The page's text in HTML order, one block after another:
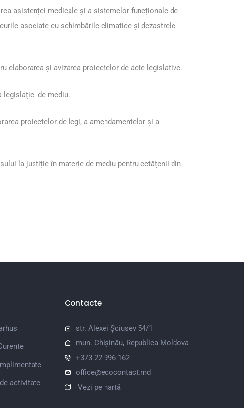
asistenței medicale și a sistemelor funcționale de
asociate cu schimbările climatice și dezastrele
elaborarea și avizarea proiectelor de acte legislative.
legislației de mediu.
proiectelor de legi, a amendamentelor şi a
la justiție în materie de mediu pentru cetățenii din
activitate
Contacte
str. Alexei Șciusev 54/1
mun. Chișinău, Republica Moldova
+373 22 996 162
office@ecocontact.md
Vezi pe hartă